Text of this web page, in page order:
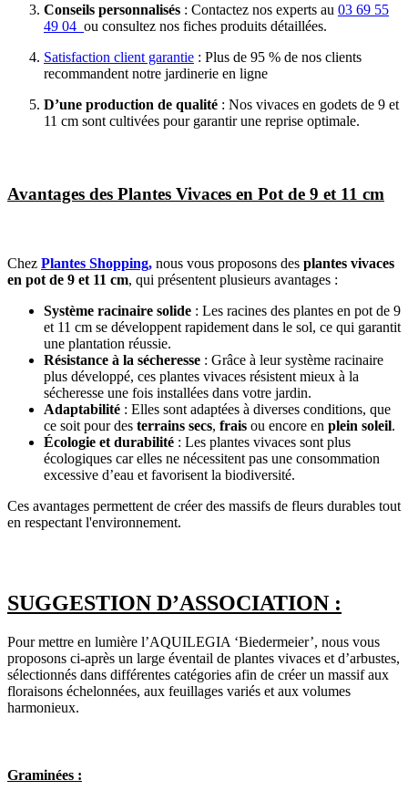
Conseils personnalisés : Contactez nos experts au 03 69 55
49 04 ou consultez nos fiches produits détaillées.
Satisfaction client garantie : Plus de 95 % de nos clients
recommandent notre jardinerie en ligne
D’une production de qualité : Nos vivaces en godets de 9 et
11 cm sont cultivées pour garantir une reprise optimale.
Avantages des Plantes Vivaces en Pot de 9 et 11 cm
Chez Plantes Shopping, nous vous proposons des plantes vivaces
en pot de 9 et 11 cm, qui présentent plusieurs avantages :
Système racinaire solide : Les racines des plantes en pot de 9
et 11 cm se développent rapidement dans le sol, ce qui garantit
une plantation réussie.
Résistance à la sécheresse : Grâce à leur système racinaire
plus développé, ces plantes vivaces résistent mieux à la
sécheresse une fois installées dans votre jardin.
Adaptabilité : Elles sont adaptées à diverses conditions, que
ce soit pour des terrains secs, frais ou encore en plein soleil.
Écologie et durabilité : Les plantes vivaces sont plus
écologiques car elles ne nécessitent pas une consommation
excessive d’eau et favorisent la biodiversité.
Ces avantages permettent de créer des massifs de fleurs durables tout
en respectant l'environnement.
SUGGESTION D’ASSOCIATION :
Pour mettre en lumière l’AQUILEGIA ‘Biedermeier’, nous vous
proposons ci-après un large éventail de plantes vivaces et d’arbustes,
sélectionnés dans différentes catégories afin de créer un massif aux
floraisons échelonnées, aux feuillages variés et aux volumes
harmonieux.
Graminées :